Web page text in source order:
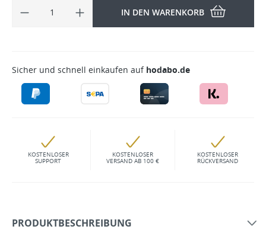
IN DEN WARENKORB
Sicher und schnell einkaufen auf hodabo.de
KOSTENLOSER
SUPPORT
KOSTENLOSER
VERSAND AB 100 €
KOSTENLOSER
RÜCKVERSAND
PRODUKTBESCHREIBUNG